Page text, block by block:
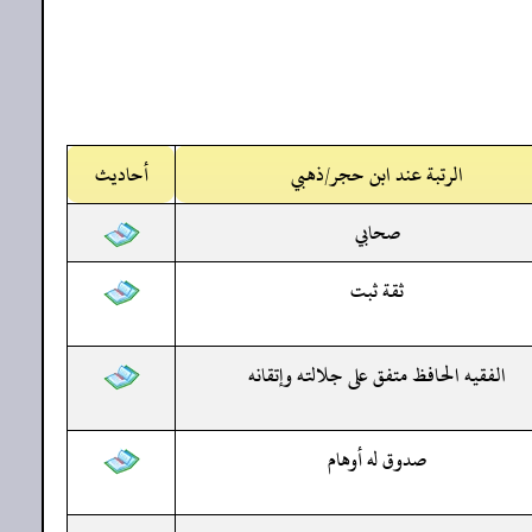
الرتبة عند ابن حجر/ذهبي
أحاديث
صحابي
ثقة ثبت
الفقيه الحافظ متفق على جلالته وإتقانه
صدوق له أوهام